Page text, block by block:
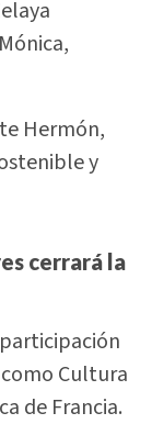
Hermón,
y
cerrará la
Cultura
de Francia.